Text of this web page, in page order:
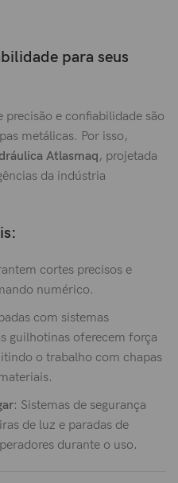
para seus
precisão e confiabilidade são
metálicas. Por isso,
Atlasmaq, projetada
da indústria
cortes precisos e
numérico.
com sistemas
guilhotinas oferecem força
o trabalho com chapas
: Sistemas de segurança
de luz e paradas de
durante o uso.